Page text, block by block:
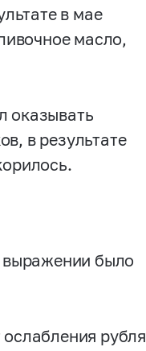
в мае
масло,
оказывать
в результате
выражении было
рубля